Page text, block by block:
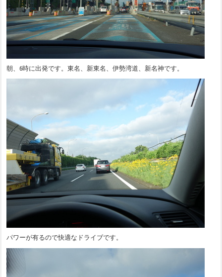
朝、6時に出発です。東名、新東名、伊勢湾道、新名神です。
パワーが有るので快適なドライブです。